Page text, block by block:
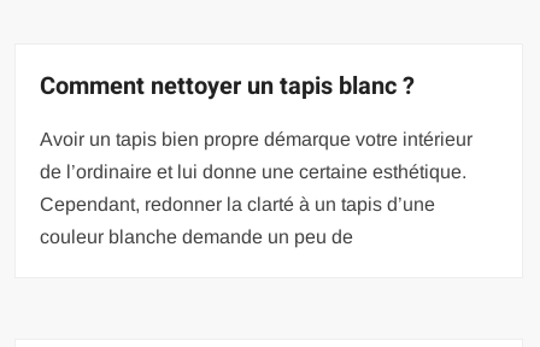
Comment nettoyer un tapis blanc ?
Avoir un tapis bien propre démarque votre intérieur
de l’ordinaire et lui donne une certaine esthétique.
Cependant, redonner la clarté à un tapis d’une
couleur blanche demande un peu de